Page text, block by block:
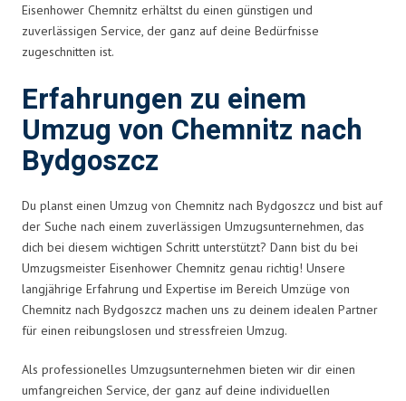
Eisenhower Chemnitz erhältst du einen günstigen und
zuverlässigen Service, der ganz auf deine Bedürfnisse
zugeschnitten ist.
Erfahrungen zu einem
Umzug von Chemnitz nach
Bydgoszcz
Du planst einen Umzug von Chemnitz nach Bydgoszcz und bist auf
der Suche nach einem zuverlässigen Umzugsunternehmen, das
dich bei diesem wichtigen Schritt unterstützt? Dann bist du bei
Umzugsmeister Eisenhower Chemnitz genau richtig! Unsere
langjährige Erfahrung und Expertise im Bereich Umzüge von
Chemnitz nach Bydgoszcz machen uns zu deinem idealen Partner
für einen reibungslosen und stressfreien Umzug.
Als professionelles Umzugsunternehmen bieten wir dir einen
umfangreichen Service, der ganz auf deine individuellen